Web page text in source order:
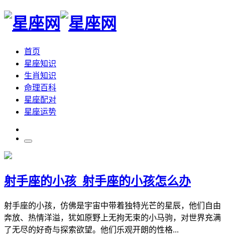
首页
星座知识
生肖知识
命理百科
星座配对
星座运势
射手座的小孩_射手座的小孩怎么办
射手座的小孩，仿佛是宇宙中带着独特光芒的星辰，他们自由
奔放、热情洋溢，犹如原野上无拘无束的小马驹，对世界充满
了无尽的好奇与探索欲望。他们乐观开朗的性格...